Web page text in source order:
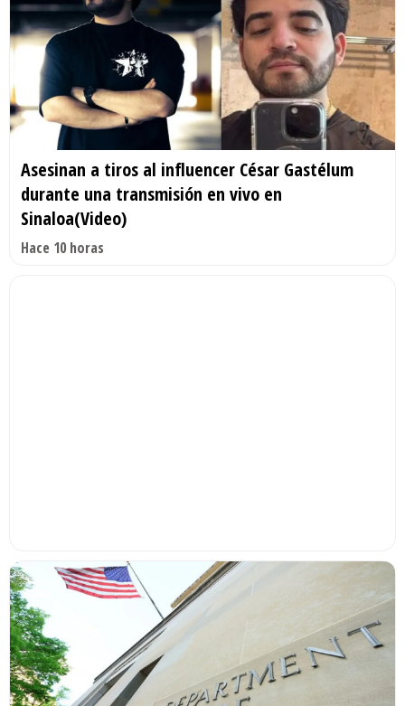
Asesinan a tiros al influencer César Gastélum
durante una transmisión en vivo en
Sinaloa(Video)
Hace 10 horas